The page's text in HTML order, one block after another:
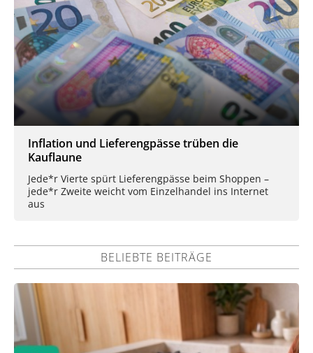
Inflation und Lieferengpässe trüben die
Kauflaune
Jede*r Vierte spürt Lieferengpässe beim Shoppen –
jede*r Zweite weicht vom Einzelhandel ins Internet
aus
BELIEBTE BEITRÄGE